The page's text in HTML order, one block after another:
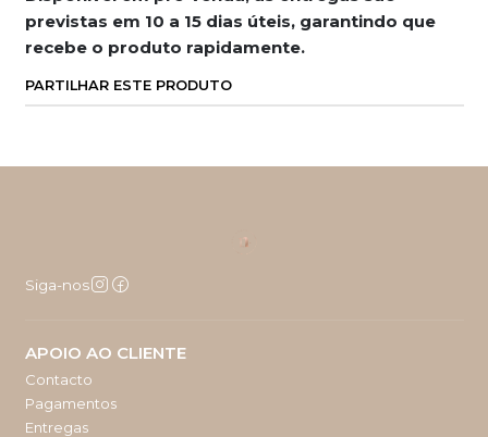
previstas em 10 a 15 dias úteis, garantindo que
recebe o produto rapidamente.
PARTILHAR ESTE PRODUTO
Siga-nos
APOIO AO CLIENTE
Contacto
Pagamentos
Entregas